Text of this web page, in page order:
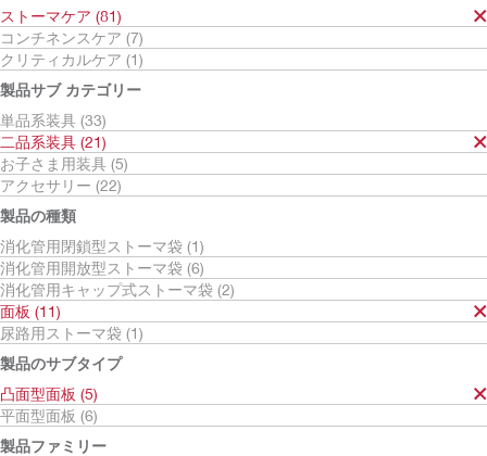
ストーマケア (81)
コンチネンスケア (7)
クリティカルケア (1)
製品サブ カテゴリー
単品系装具 (33)
二品系装具 (21)
お子さま用装具 (5)
アクセサリー (22)
製品の種類
消化管用閉鎖型ストーマ袋 (1)
消化管用開放型ストーマ袋 (6)
消化管用キャップ式ストーマ袋 (2)
面板 (11)
尿路用ストーマ袋 (1)
製品のサブタイプ
凸面型面板 (5)
平面型面板 (6)
製品ファミリー
ストーマケア
二品系装具
面板
凸面型面板
検索結果
件
並べ替え: